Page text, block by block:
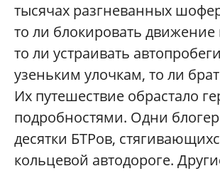
тысячах разгневанных
то ли блокировать движение
то ли устраивать
узеньким улочкам, то ли
Их путешествие обрастало
подробностями. Одни
десятки БТРов,
кольцевой автодороге.